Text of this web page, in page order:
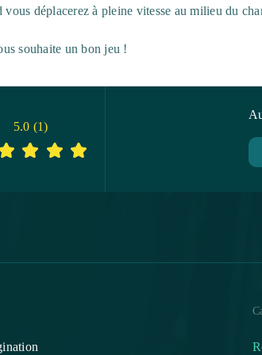
déplacerez à pleine vitesse au milieu du
souhaite un bon jeu !
5.0 (1)